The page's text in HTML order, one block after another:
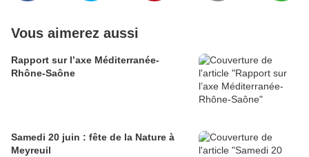
Vous aimerez aussi
Rapport sur l’axe Méditerranée-
Rhône-Saône
Samedi 20 juin : fête de la Nature à
Meyreuil